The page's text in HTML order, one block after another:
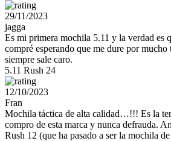
29/11/2023
jagga
Es mi primera mochila 5.11 y la verdad es
compré esperando que me dure por
siempre sale caro.
5.11 Rush 24
12/10/2023
Fran
Mochila táctica de alta calidad…!!! Es la
compro de esta marca y nunca defrauda.
Rush 12 (que ha pasado a ser la mochila